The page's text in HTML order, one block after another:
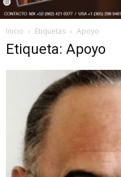
Inicio Etiquetas Apoyo
Etiqueta: Apoyo